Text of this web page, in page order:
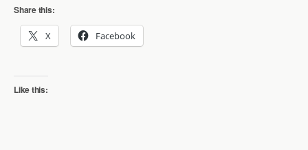
Share this:
X Facebook
Like this: